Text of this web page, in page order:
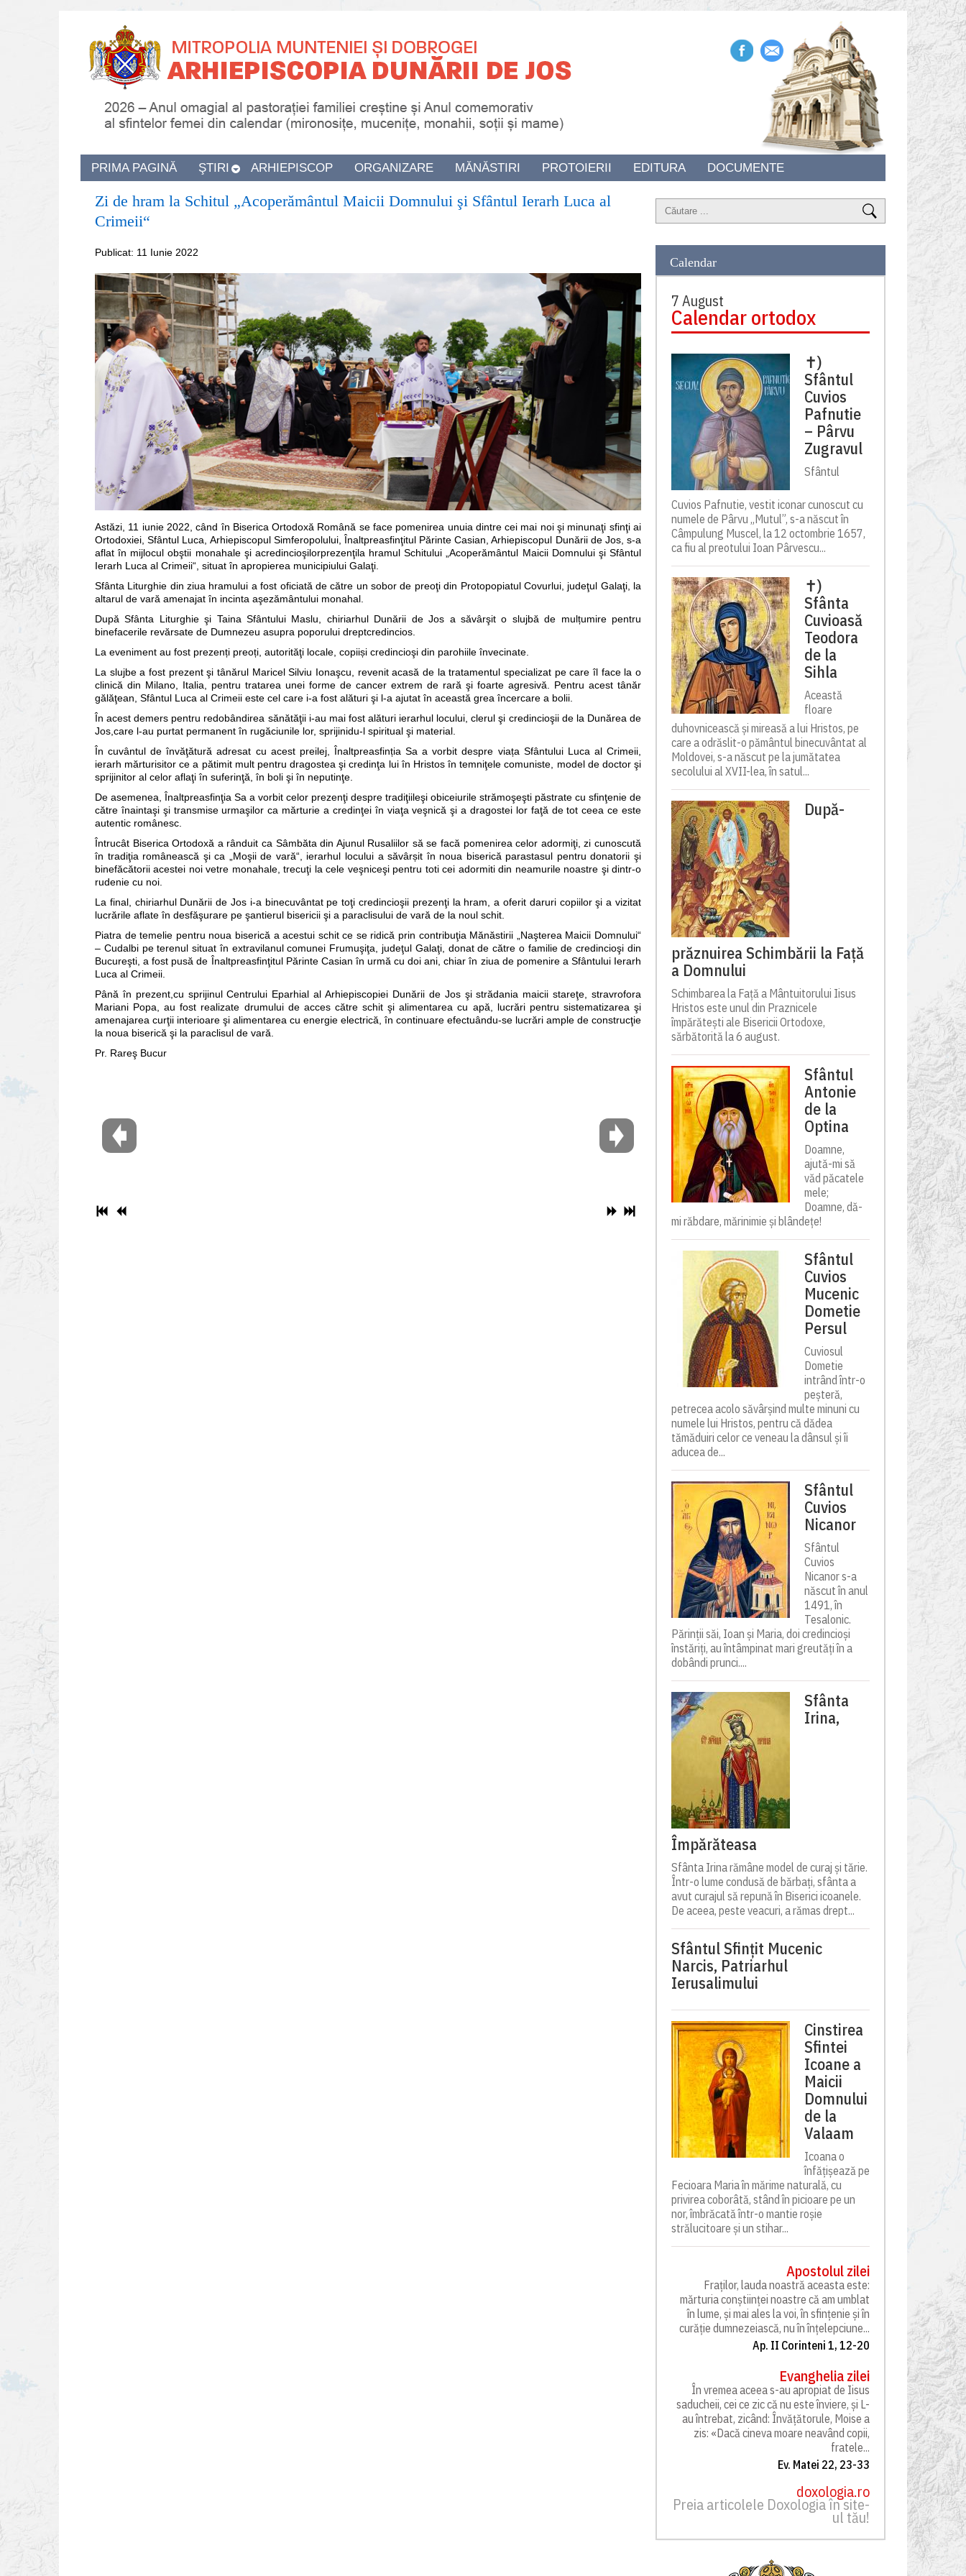
PRIMA PAGINĂ ŞTIRI ARHIEPISCOP ORGANIZARE MĂNĂSTIRI PROTOIERII EDITURA DOCUMENTE
Zi de hram la Schitul „Acoperământul Maicii Domnului şi Sfântul Ierarh Luca al
Crimeii“
Publicat: 11 Iunie 2022
Astăzi, 11 iunie 2022, când în Biserica Ortodoxă Română se face pomenirea unuia dintre cei mai noi şi minunaţi sfinţi ai
Ortodoxiei, Sfântul Luca, Arhiepiscopul Simferopolului, Înaltpreasfinţitul Părinte Casian, Arhiepiscopul Dunării de Jos, s-a
aflat în mijlocul obştii monahale şi acredincioşilorprezenţila hramul Schitului „Acoperământul Maicii Domnului şi Sfântul
Ierarh Luca al Crimeii“, situat în apropierea municipiului Galaţi.
Sfânta Liturghie din ziua hramului a fost oficiată de către un sobor de preoţi din Protopopiatul Covurlui, judeţul Galaţi, la
altarul de vară amenajat în incinta aşezământului monahal.
După Sfânta Liturghie şi Taina Sfântului Maslu, chiriarhul Dunării de Jos a săvârşit o slujbă de mulțumire pentru
binefacerile revărsate de Dumnezeu asupra poporului dreptcredincios.
La eveniment au fost prezenți preoți, autorităţi locale, copiiși credincioşi din parohiile învecinate.
La slujbe a fost prezent şi tânărul Maricel Silviu Ionaşcu, revenit acasă de la tratamentul specializat pe care îl face la o
clinică din Milano, Italia, pentru tratarea unei forme de cancer extrem de rară şi foarte agresivă. Pentru acest tânăr
gălăţean, Sfântul Luca al Crimeii este cel care i-a fost alături şi l-a ajutat în această grea încercare a bolii.
În acest demers pentru redobândirea sănătăţii i-au mai fost alături ierarhul locului, clerul şi credincioşii de la Dunărea de
Jos,care l-au purtat permanent în rugăciunile lor, sprijinidu-l spiritual şi material.
În cuvântul de învăţătură adresat cu acest preilej, Înaltpreasfinția Sa a vorbit despre viața Sfântului Luca al Crimeii,
ierarh mărturisitor ce a pătimit mult pentru dragostea şi credinţa lui în Hristos în temniţele comuniste, model de doctor şi
sprijinitor al celor aflaţi în suferinţă, în boli şi în neputinţe.
De asemenea, Înaltpreasfinţia Sa a vorbit celor prezenţi despre tradiţiileşi obiceiurile strămoşeşti păstrate cu sfinţenie de
către înaintaşi şi transmise urmaşilor ca mărturie a credinţei în viaţa veşnică şi a dragostei lor faţă de tot ceea ce este
autentic românesc.
Întrucât Biserica Ortodoxă a rânduit ca Sâmbăta din Ajunul Rusaliilor să se facă pomenirea celor adormiţi, zi cunoscută
în tradiţia românească şi ca „Moşii de vară“, ierarhul locului a săvârșit în noua biserică parastasul pentru donatorii şi
binefăcătorii acestei noi vetre monahale, trecuţi la cele veşniceşi pentru toti cei adormiti din neamurile noastre şi dintr-o
rudenie cu noi.
La final, chiriarhul Dunării de Jos i-a binecuvântat pe toţi credincioşii prezenţi la hram, a oferit daruri copiilor şi a vizitat
lucrările aflate în desfăşurare pe şantierul bisericii şi a paraclisului de vară de la noul schit.
Piatra de temelie pentru noua biserică a acestui schit ce se ridică prin contribuţia Mănăstirii „Naşterea Maicii Domnului“
– Cudalbi pe terenul situat în extravilanul comunei Frumuşiţa, judeţul Galaţi, donat de către o familie de credincioşi din
Bucureşti, a fost pusă de Înaltpreasfinţitul Părinte Casian în urmă cu doi ani, chiar în ziua de pomenire a Sfântului Ierarh
Luca al Crimeii.
Până în prezent,cu sprijinul Centrului Eparhial al Arhiepiscopiei Dunării de Jos şi strădania maicii stareţe, stravrofora
Mariani Popa, au fost realizate drumului de acces către schit şi alimentarea cu apă, lucrări pentru sistematizarea şi
amenajarea curţii interioare şi alimentarea cu energie electrică, în continuare efectuându-se lucrări ample de construcţie
la noua biserică şi la paraclisul de vară.
Pr. Rareş Bucur
Calendar
7 August
Calendar ortodox
✝)
Sfântul
Cuvios
Pafnutie
– Pârvu
Zugravul
Sfântul
Cuvios Pafnutie, vestit iconar cunoscut cu
numele de Pârvu „Mutul”, s-a născut în
Câmpulung Muscel, la 12 octombrie 1657,
ca fiu al preotului Ioan Pârvescu...
✝)
Sfânta
Cuvioasă
Teodora
de la
Sihla
Această
floare
duhovnicească și mireasă a lui Hristos, pe
care a odrăslit-o pământul binecuvântat al
Moldovei, s-a născut pe la jumătatea
secolului al XVII-lea, în satul...
După-
prăznuirea Schimbării la Față
a Domnului
Schimbarea la Față a Mântuitorului Iisus
Hristos este unul din Praznicele
împărătești ale Bisericii Ortodoxe,
sărbătorită la 6 august.
Sfântul
Antonie
de la
Optina
Doamne,
ajută-mi să
văd păcatele
mele;
Doamne, dă-
mi răbdare, mărinimie şi blândeţe!
Sfântul
Cuvios
Mucenic
Dometie
Persul
Cuviosul
Dometie
intrând într-o
peșteră,
petrecea acolo săvârșind multe minuni cu
numele lui Hristos, pentru că dădea
tămăduiri celor ce veneau la dânsul și îi
aducea de...
Sfântul
Cuvios
Nicanor
Sfântul
Cuvios
Nicanor s-a
născut în anul
1491, în
Tesalonic.
Părinții săi, Ioan și Maria, doi credincioși
înstăriți, au întâmpinat mari greutăți în a
dobândi prunci....
Sfânta
Irina,
Împărăteasa
Sfânta Irina rămâne model de curaj și tărie.
Într-o lume condusă de bărbați, sfânta a
avut curajul să repună în Biserici icoanele.
De aceea, peste veacuri, a rămas drept...
Sfântul Sfinţit Mucenic
Narcis, Patriarhul
Ierusalimului
Cinstirea
Sfintei
Icoane a
Maicii
Domnului
de la
Valaam
Icoana o
înfățișează pe
Fecioara Maria în mărime naturală, cu
privirea coborâtă, stând în picioare pe un
nor, îmbrăcată într-o mantie roșie
strălucitoare și un stihar...
Apostolul zilei
Fraților, lauda noastră aceasta este:
mărturia conștiinței noastre că am umblat
în lume, și mai ales la voi, în sfințenie și în
curăție dumnezeiască, nu în înțelepciune...
Ap. II Corinteni 1, 12-20
Evanghelia zilei
În vremea aceea s-au apropiat de Iisus
saducheii, cei ce zic că nu este înviere, și L-
au întrebat, zicând: Învățătorule, Moise a
zis: «Dacă cineva moare neavând copii,
fratele...
Ev. Matei 22, 23-33
doxologia.ro
Preia articolele Doxologia în site-
ul tău!